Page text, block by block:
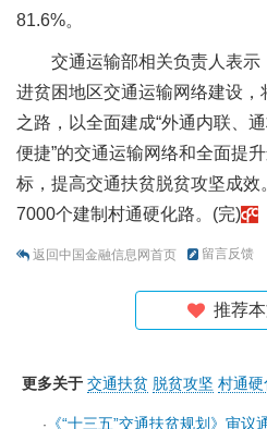
81.6%。
交通运输部相关负责人表示
进贫困地区交通运输网络建设，
之路，以全面建成“外通内联、
便捷”的交通运输网络和全面提
标，提高交通扶贫脱贫攻坚成
7000个建制村通硬化路。(完)
返回中国金融信息网首页 留言反馈
推荐
更多关于 交通扶贫 脱贫攻坚 村通硬
· 《“十三五”交通扶贫规划》审议